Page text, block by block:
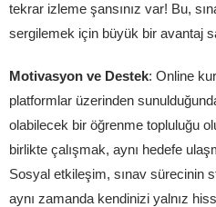
tekrar izleme şansınız var! Bu,
sergilemek için büyük bir avantaj
Motivasyon ve Destek: Online
platformlar üzerinden
olabilecek bir öğrenme topluluğu
birlikte çalışmak, aynı hedefe
Sosyal etkileşim, sınav sürecinin
aynı zamanda kendinizi yalnız